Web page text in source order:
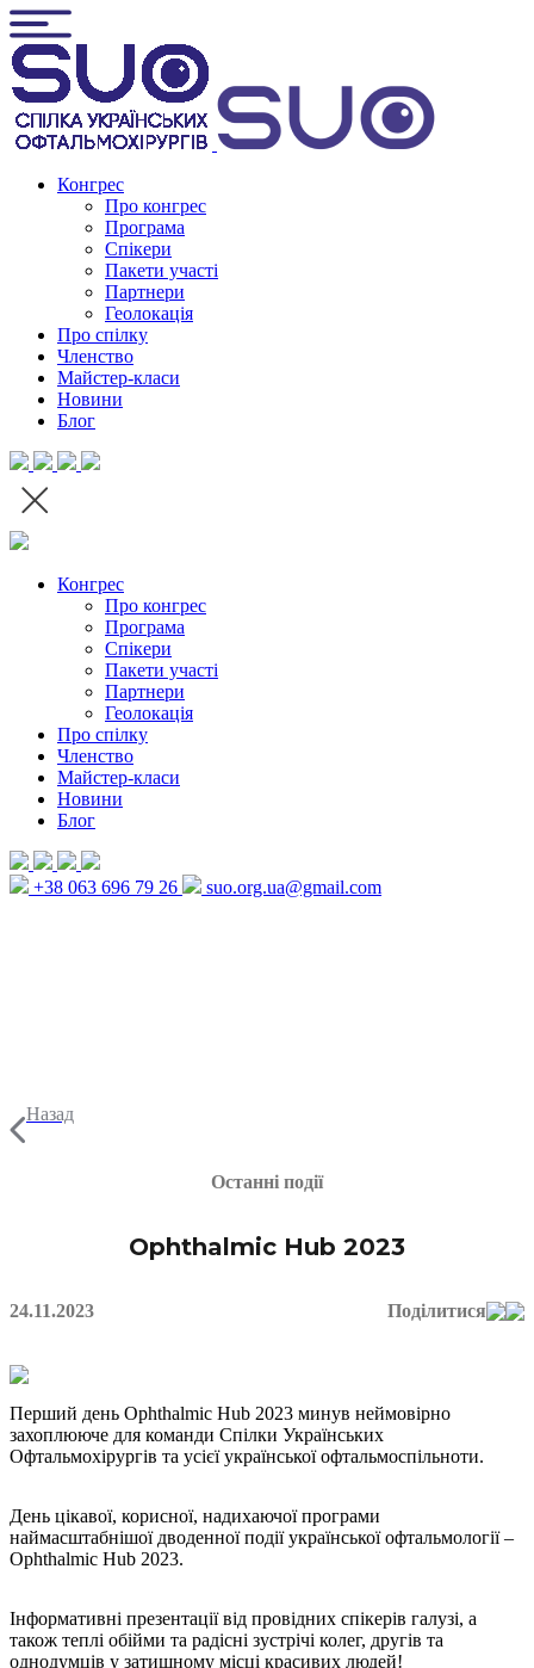
Конгрес
Про конгрес
Програма
Спікери
Пакети участі
Партнери
Геолокація
Про спілку
Членство
Майстер-класи
Новини
Блог
Конгрес
Про конгрес
Програма
Спікери
Пакети участі
Партнери
Геолокація
Про спілку
Членство
Майстер-класи
Новини
Блог
+38 063 696 79 26 suo.org.ua@gmail.com
Назад
Останні події
Ophthalmic Hub 2023
24.11.2023 Поділитися
Перший день Ophthalmic Hub 2023 минув неймовірно
захоплююче для команди Спілки Українських
Офтальмохірургів та усієї української офтальмоспільноти.
День цікавої, корисної, надихаючої програми
наймасштабнішої дводенної події української офтальмології –
Ophthalmic Hub 2023.
Інформативні презентації від провідних спікерів галузі, а
також теплі обійми та радісні зустрічі колег, другів та
однодумців у затишному місці красивих людей!